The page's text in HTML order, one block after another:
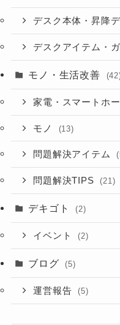
デスク本体・昇降
デスクアイテム・
モノ・生活改善
家電・スマートホ
モノ (13)
問題解決アイテム
問題解決TIPS (21)
デキゴト (2)
イベント (2)
ブログ (5)
運営報告 (5)